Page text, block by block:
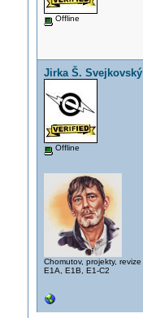
Offline
Jirka Š. Svejkovský
Offline
Chomutov, projekty, revize
E1A, E1B, E1-C2